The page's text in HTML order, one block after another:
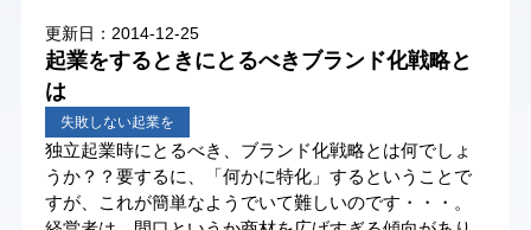
更新日：2014-12-25
起業をするときにとるべきブランド化戦略と
は
独立起業時にとるべき、ブランド化戦略とは何でしょ
うか？？要するに、「何かに特化」するということで
すが、これが簡単なようでいて難しいのです・・・。
失敗しない起業を